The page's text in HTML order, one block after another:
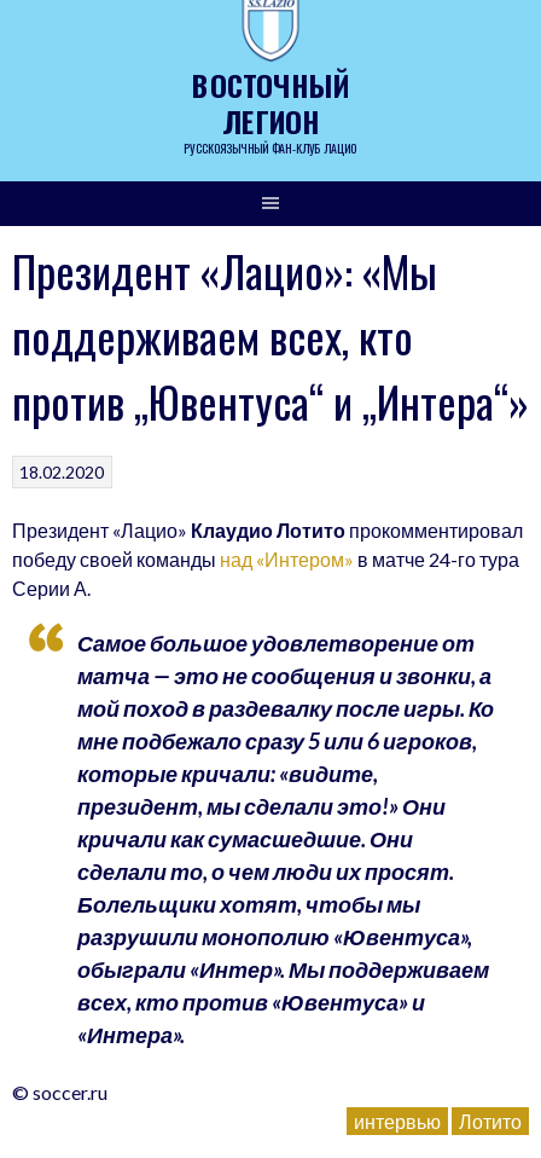
ВОСТОЧНЫЙ
ЛЕГИОН
РУССКОЯЗЫЧНЫЙ ФАН-КЛУБ ЛАЦИО
Президент «Лацио»: «Мы
поддерживаем всех, кто
против „Ювентуса“ и „Интера“»
18.02.2020
Президент «Лацио» Клаудио Лотито прокомментировал
победу своей команды над «Интером» в матче 24-го тура
Серии А.
Самое большое удовлетворение от
матча — это не сообщения и звонки, а
мой поход в раздевалку после игры. Ко
мне подбежало сразу 5 или 6 игроков,
которые кричали: «видите,
президент, мы сделали это!» Они
кричали как сумасшедшие. Они
сделали то, о чем люди их просят.
Болельщики хотят, чтобы мы
разрушили монополию «Ювентуса»,
обыграли «Интер». Мы поддерживаем
всех, кто против «Ювентуса» и
«Интера».
© soccer.ru
интервью
Лотито